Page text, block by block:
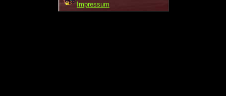
Impressum